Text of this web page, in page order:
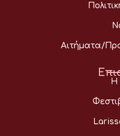
Αιτήματα/
Η